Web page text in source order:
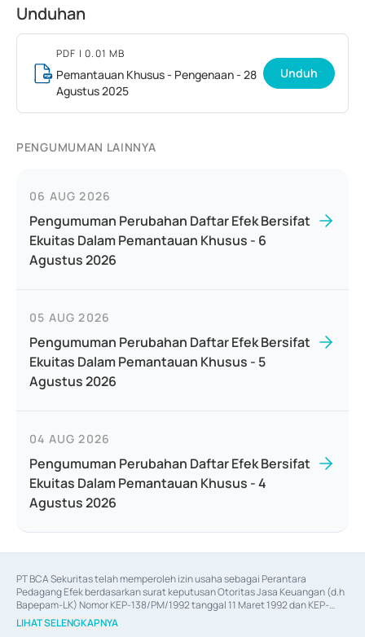
Unduhan
PDF | 0.01 MB
Pemantauan Khusus - Pengenaan - 28
Agustus 2025
Unduh
PENGUMUMAN LAINNYA
06 AUG 2026
Pengumuman Perubahan Daftar Efek Bersifat
Ekuitas Dalam Pemantauan Khusus - 6
Agustus 2026
05 AUG 2026
Pengumuman Perubahan Daftar Efek Bersifat
Ekuitas Dalam Pemantauan Khusus - 5
Agustus 2026
04 AUG 2026
Pengumuman Perubahan Daftar Efek Bersifat
Ekuitas Dalam Pemantauan Khusus - 4
Agustus 2026
PT BCA Sekuritas telah memperoleh izin usaha sebagai Perantara
Pedagang Efek berdasarkan surat keputusan Otoritas Jasa Keuangan (d.h
Bapepam-LK) Nomor KEP-138/PM/1992 tanggal 11 Maret 1992 dan KEP-
06/D.04/2014 tanggal 28 Februari 2014, izin usaha sebagai Penjamin Emisi
Efek berdasarkan surat keputusan Otoritas Jasa Keuangan Nomor KEP-
LIHAT SELENGKAPNYA